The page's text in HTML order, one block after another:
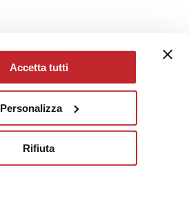
Accetta tutti
Personalizza
Rifiuta